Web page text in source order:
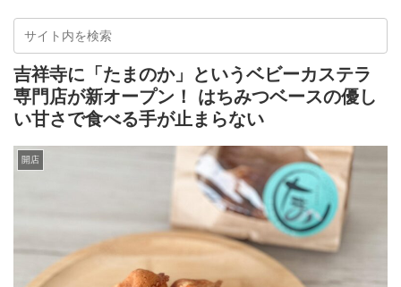
吉祥寺に「たまのか」というベビーカステラ
専門店が新オープン！ はちみつベースの優し
い甘さで食べる手が止まらない
開店